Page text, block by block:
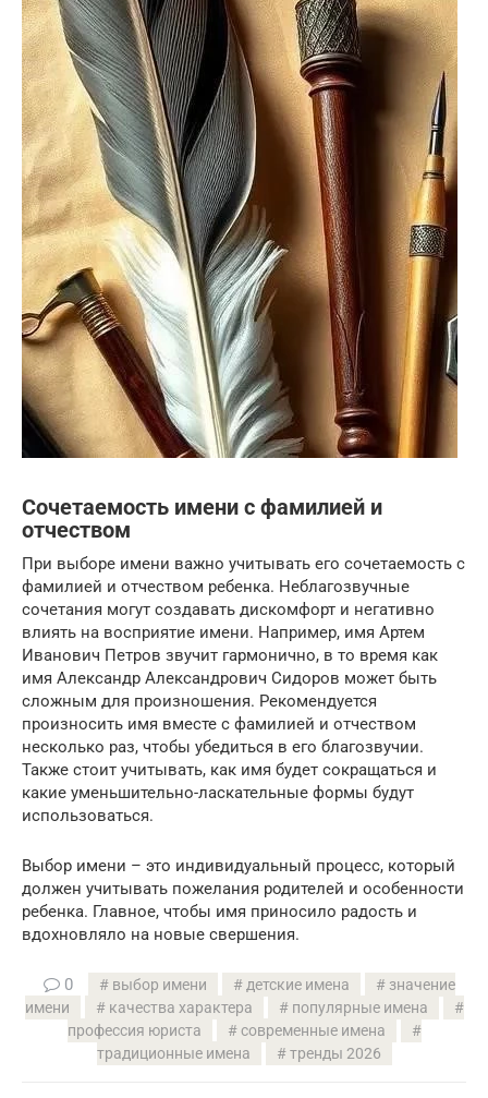
Сочетаемость имени с фамилией и
отчеством
При выборе имени важно учитывать его сочетаемость с
фамилией и отчеством ребенка. Неблагозвучные
сочетания могут создавать дискомфорт и негативно
влиять на восприятие имени. Например, имя Артем
Иванович Петров звучит гармонично, в то время как
имя Александр Александрович Сидоров может быть
сложным для произношения. Рекомендуется
произносить имя вместе с фамилией и отчеством
несколько раз, чтобы убедиться в его благозвучии.
Также стоит учитывать, как имя будет сокращаться и
какие уменьшительно-ласкательные формы будут
использоваться.
Выбор имени – это индивидуальный процесс, который
должен учитывать пожелания родителей и особенности
ребенка. Главное, чтобы имя приносило радость и
вдохновляло на новые свершения.
0 выбор имени детские имена
значение
имени
качества характера
популярные имена
профессия юриста
современные имена
традиционные имена
тренды 2026